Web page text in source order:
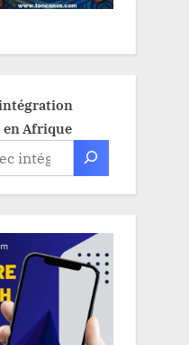
intégration
en Afrique